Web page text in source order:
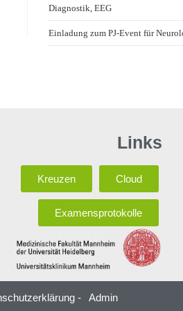
Diagnostik, EEG
Einladung zum PJ-Event für
Links
Kreuzen Cloud
Examensprotokolle
- Admin